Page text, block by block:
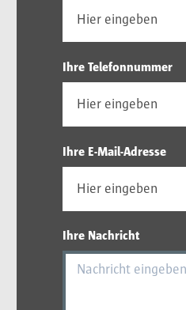
Ihre Telefonnummer
Ihre E-Mail-Adresse
Ihre Nachricht